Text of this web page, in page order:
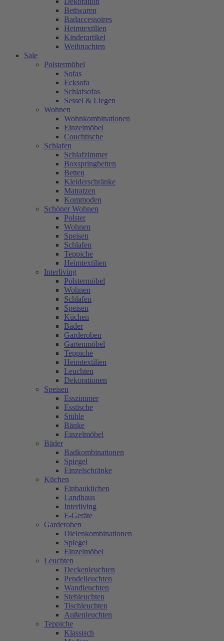
Bettwaren
Badaccessoires
Heimtextilien
Kinderartikel
Weihnachten
Sale
Polstermöbel
Sofas
Ecksofa
Schlafsofas
Sessel & Liegen
Wohnen
Wohnkombinationen
Einzelmöbel
Couchtische
Schlafen
Schlafzimmer
Boxspringbetten
Betten
Kleiderschränke
Matratzen
Kommoden
Schöner Wohnen
Polster
Wohnen
Speisen
Schlafen
Teppiche
Heimtextilien
Interliving
Polstermöbel
Wohnen
Schlafen
Speisen
Küchen
Bäder
Garderoben
Gartenmöbel
Teppiche
Heimtextilien
Leuchten
Dekorationen
Speisen
Esszimmer
Esstische
Stühle
Bänke
Einzelmöbel
Bäder
Badkombinationen
Spiegel
Einzelschränke
Küchen
Einbauküchen
Landhaus
Interliving
E-Geräte
Garderoben
Dielenkombinationen
Spiegel
Einzelmöbel
Leuchten
Deckenleuchten
Pendelleuchten
Wandleuchten
Stehleuchten
Tischleuchten
Außenleuchten
Teppiche
Klassisch